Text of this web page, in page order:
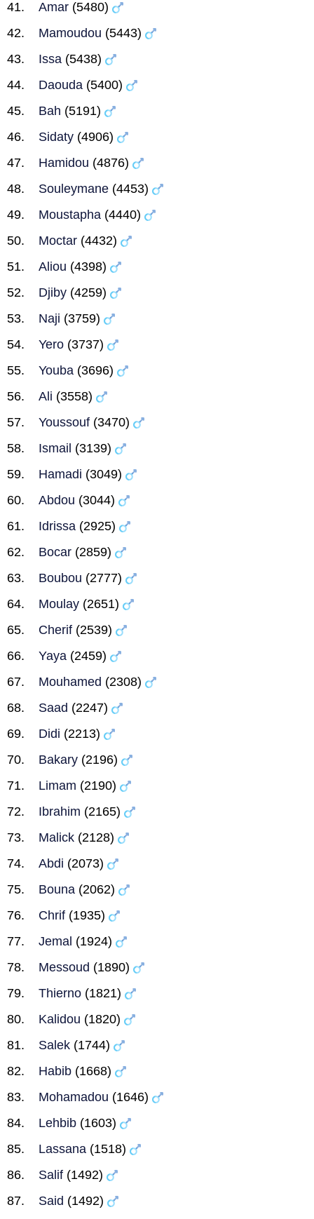
Amar (5480)
Mamoudou (5443)
Issa (5438)
Daouda (5400)
Bah (5191)
Sidaty (4906)
Hamidou (4876)
Souleymane (4453)
Moustapha (4440)
Moctar (4432)
Aliou (4398)
Djiby (4259)
Naji (3759)
Yero (3737)
Youba (3696)
Ali (3558)
Youssouf (3470)
Ismail (3139)
Hamadi (3049)
Abdou (3044)
Idrissa (2925)
Bocar (2859)
Boubou (2777)
Moulay (2651)
Cherif (2539)
Yaya (2459)
Mouhamed (2308)
Saad (2247)
Didi (2213)
Bakary (2196)
Limam (2190)
Ibrahim (2165)
Malick (2128)
Abdi (2073)
Bouna (2062)
Chrif (1935)
Jemal (1924)
Messoud (1890)
Thierno (1821)
Kalidou (1820)
Salek (1744)
Habib (1668)
Mohamadou (1646)
Lehbib (1603)
Lassana (1518)
Salif (1492)
Said (1492)